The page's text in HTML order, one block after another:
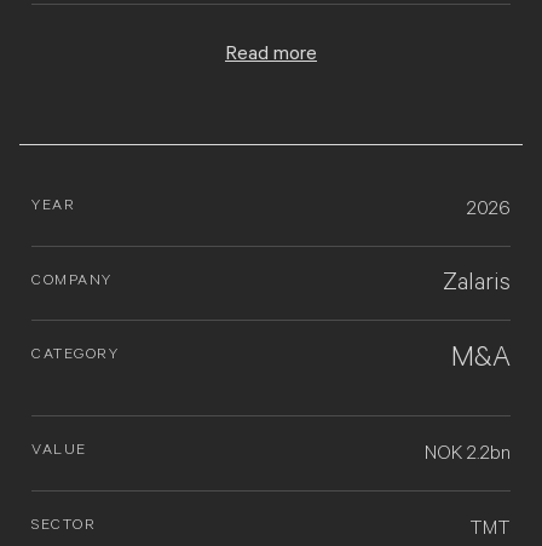
Read more
YEAR 2026
COMPANY Zalaris
CATEGORY M&A
VALUE NOK 2.2bn
SECTOR TMT